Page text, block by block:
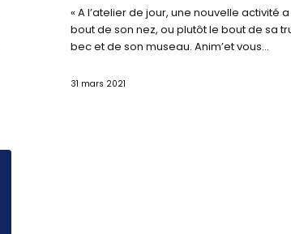
« A l’atelier de jour, une nouvelle activité
bout de son nez, ou plutôt le bout de sa
bec et de son museau. Anim’et vous…
31 mars 2021